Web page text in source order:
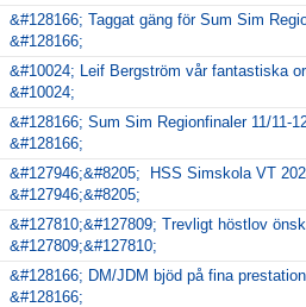
&#128166; Taggat gäng för Sum Sim
&#128166;
&#10024; Leif Bergström vår fantastiska
&#10024;
&#128166; Sum Sim Regionfinaler 11/11-
&#128166;
&#127946;&#8205; HSS Simskola VT
&#127946;&#8205;
&#127810;&#127809; Trevligt höstlov
&#127809;&#127810;
&#128166; DM/JDM bjöd på fina
&#128166;